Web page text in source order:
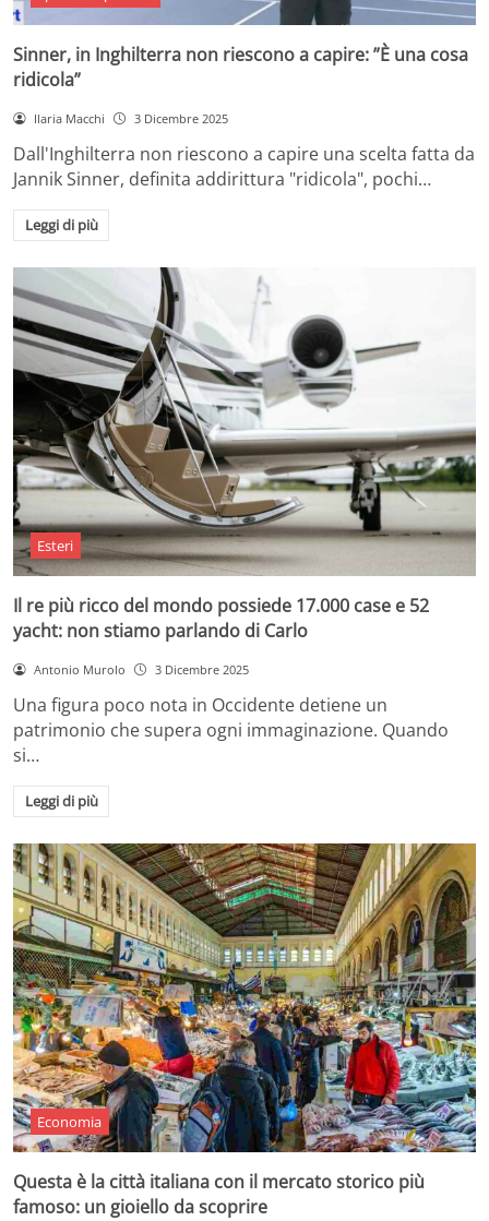
Sinner, in Inghilterra non riescono a capire: ”È una cosa
ridicola”
Ilaria Macchi 3 Dicembre 2025
Dall'Inghilterra non riescono a capire una scelta fatta da
Jannik Sinner, definita addirittura "ridicola", pochi…
Leggi di più
Esteri
Il re più ricco del mondo possiede 17.000 case e 52
yacht: non stiamo parlando di Carlo
Antonio Murolo 3 Dicembre 2025
Una figura poco nota in Occidente detiene un
patrimonio che supera ogni immaginazione. Quando
si…
Leggi di più
Economia
Questa è la città italiana con il mercato storico più
famoso: un gioiello da scoprire